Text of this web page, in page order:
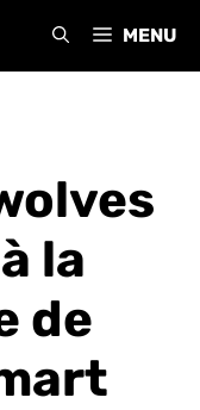
MENU
la
de